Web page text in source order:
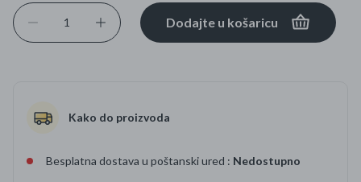
Dodajte u košaricu
Kako do proizvoda
Besplatna dostava u poštanski ured : Nedostupno